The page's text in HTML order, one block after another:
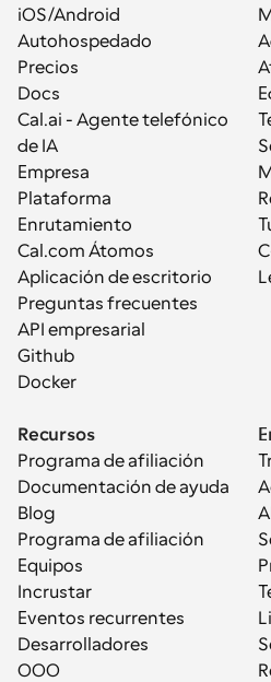
iOS/Android
Autohospedado
Precios
Docs
Cal.ai - Agente telefónico
de IA
Empresa
Plataforma
Enrutamiento
Cal.com Átomos
Aplicación de escritorio
Preguntas frecuentes
API empresarial
Github
Docker
Recursos
Programa de afiliación
Documentación de ayuda
Blog
Programa de afiliación
Equipos
Incrustar
Eventos recurrentes
Desarrolladores
OOO